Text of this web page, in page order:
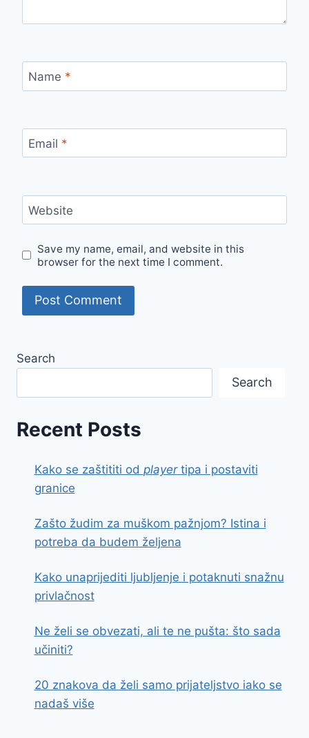
Name *
Email *
Website
Save my name, email, and website in this
browser for the next time I comment.
Search
Search
Recent Posts
Kako se zaštititi od playertipa i postaviti
granice
Zašto žudim za muškom pažnjom? Istina i
potreba da budem željena
Kako unaprijediti ljubljenje i potaknuti snažnu
privlačnost
Ne želi se obvezati, ali te ne pušta: što sada
učiniti?
20 znakova da želi samo prijateljstvo iako se
nadaš više